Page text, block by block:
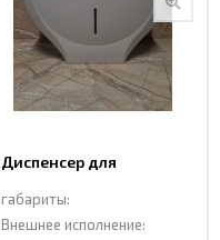
Диспенсер для
CeramaLux E1008
габариты:
Внешнее исполнение: